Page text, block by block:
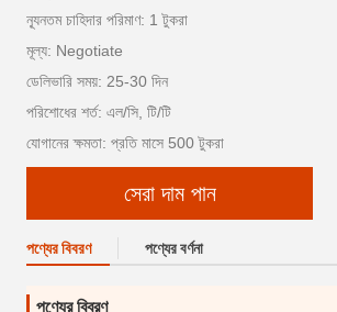
ন্যূনতম চাহিদার পরিমাণ: 1 টুকরা
মূল্য: Negotiate
ডেলিভারি সময়: 25-30 দিন
পরিশোধের শর্ত: এল/সি, টি/টি
যোগানের ক্ষমতা: প্রতি মাসে 500 টুকরা
সেরা দাম পান
পণ্যের বিবরণ পণ্যের বর্ণনা
পণ্যের বিবরণ